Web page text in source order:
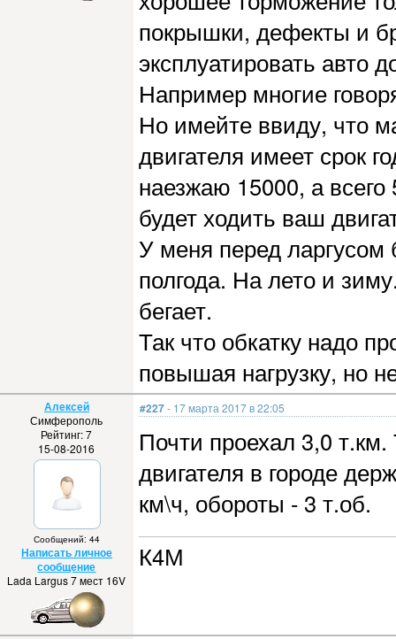
покрышки, дефекты и
эксплуатировать авто
Например многие
Но имейте ввиду, что
двигателя имеет срок
наезжаю 15000, а
будет ходить ваш
У меня перед
полгода. На лето и
бегает.
Так что обкатку надо
повышая нагрузку, но
Алексей
Симферополь
Рейтинг: 7
15-08-2016
Сообщений: 44
Написать личное
сообщение
Lada Largus 7 мест 16V
#227- 17 марта 2017 в 22:05
Почти проехал 3,0
двигателя в городе
км\ч, обороты - 3 т.об.
К4М